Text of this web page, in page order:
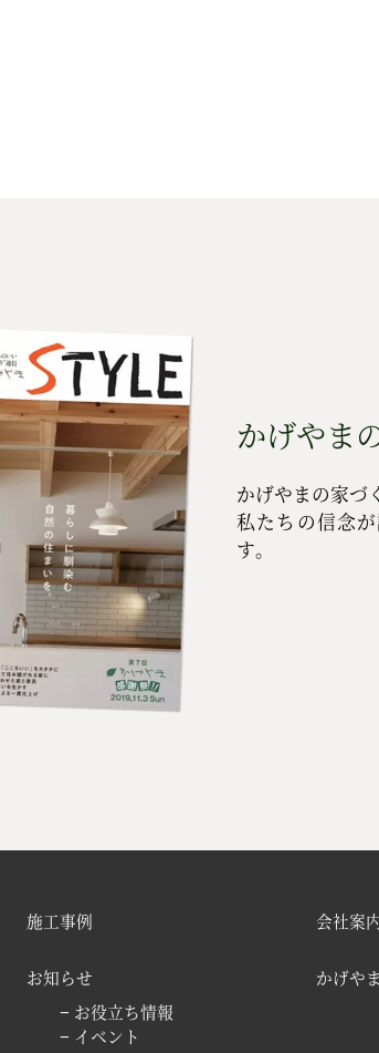
かげやま
かげやまの家づ
私たちの信念
す。
施工事例
お知らせ
− お役立ち情報
− イベント
会社案
かげや